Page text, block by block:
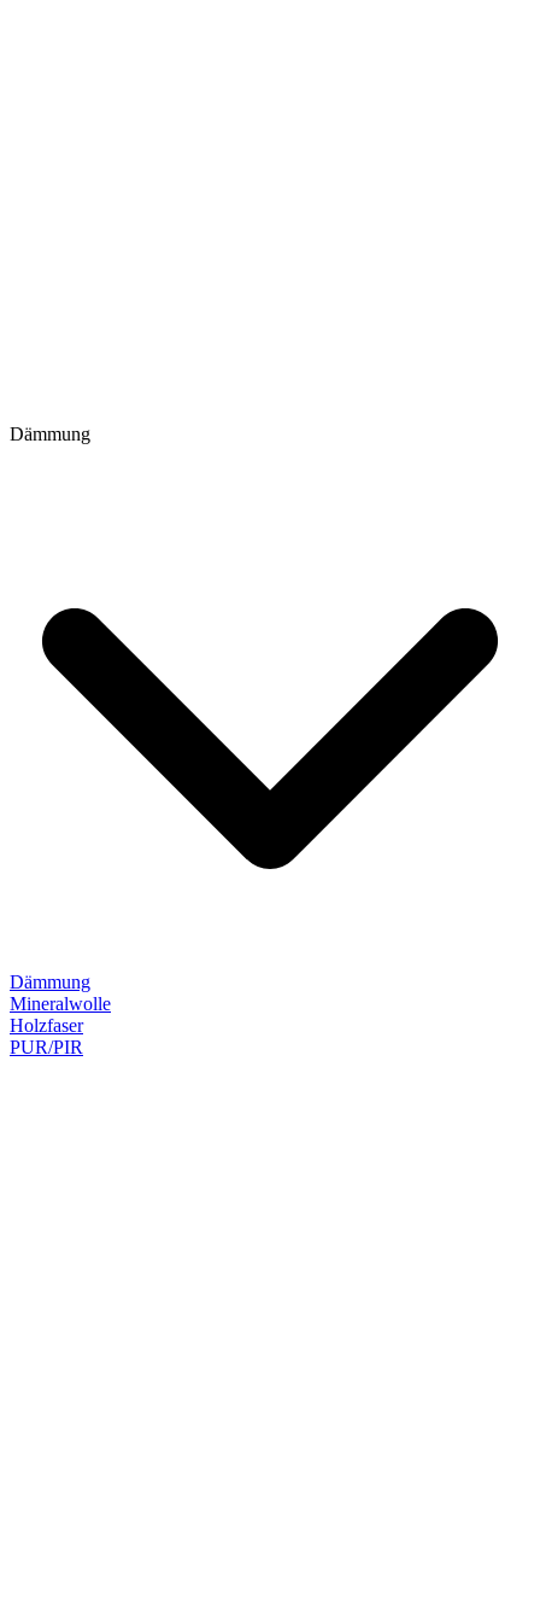
Dämmung
Dämmung
Mineralwolle
Holzfaser
PUR/PIR